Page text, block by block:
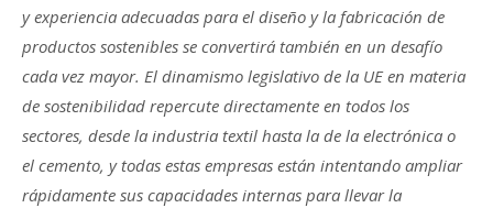
y experiencia adecuadas para el diseño y la fabricación de
productos sostenibles se convertirá también en un desafío
cada vez mayor. El dinamismo legislativo de la UE en materia
de sostenibilidad repercute directamente en todos los
sectores, desde la industria textil hasta la de la electrónica o
el cemento, y todas estas empresas están intentando ampliar
rápidamente sus capacidades internas para llevar la